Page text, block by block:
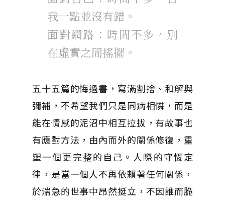
我一點並沒有錯。
面對網路：時間不多，別
在虛實之間搖擺。
五十五篇的悔過書，寫滿割捨、和解與
彌補，不希望我們只是同病相憐，而是
能在情感的泥沼中相互拉拔，有故事也
有應對方法，由內而外的關係修復，重
塑一個更完整的自己。人際的守恆定
律，是當一個人不再依賴著任何關係，
於湍急的世事中昂然挺立，不因誰而脆